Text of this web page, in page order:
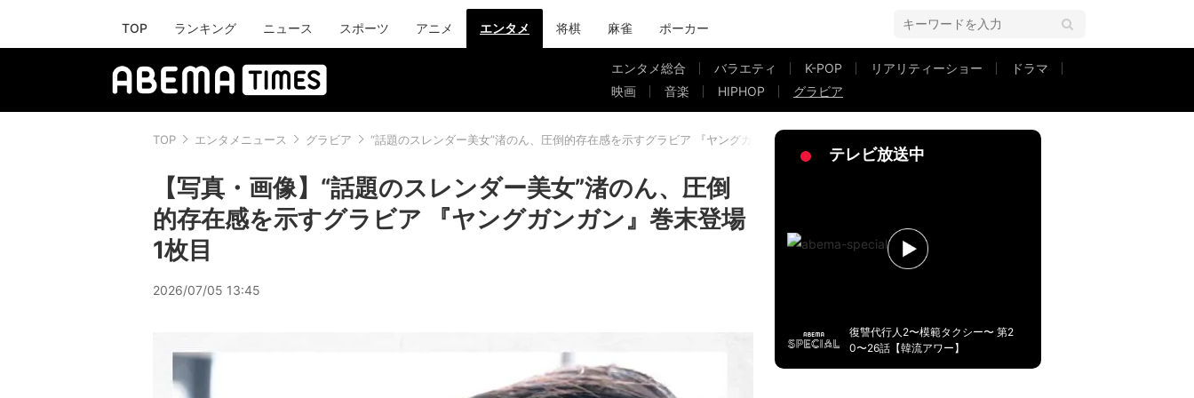
TOP ランキング ニュース スポーツ アニメ エンタメ 将棋 麻雀 ポーカー
エンタメ総合 バラエティ K-POP リアリティーショー
ドラマ
映画
音楽 HIPHOP グラビア
TOP エンタメニュース グラビア “話題のスレンダー美女”渚のん、圧倒的存在感を示すグラビア 『ヤングガンガン』巻末登場
【写真・画像】“話題のスレンダー美女”渚のん、圧倒
的存在感を示すグラビア 『ヤングガンガン』巻末登場
1枚目
2026/07/05 13:45
テレビ放送中
復讐代行人2〜模範タクシー〜 第2
0〜26話【韓流アワー】